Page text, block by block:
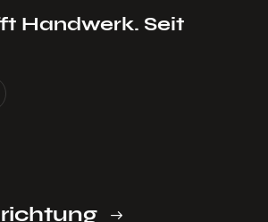
Handwerk. Seit